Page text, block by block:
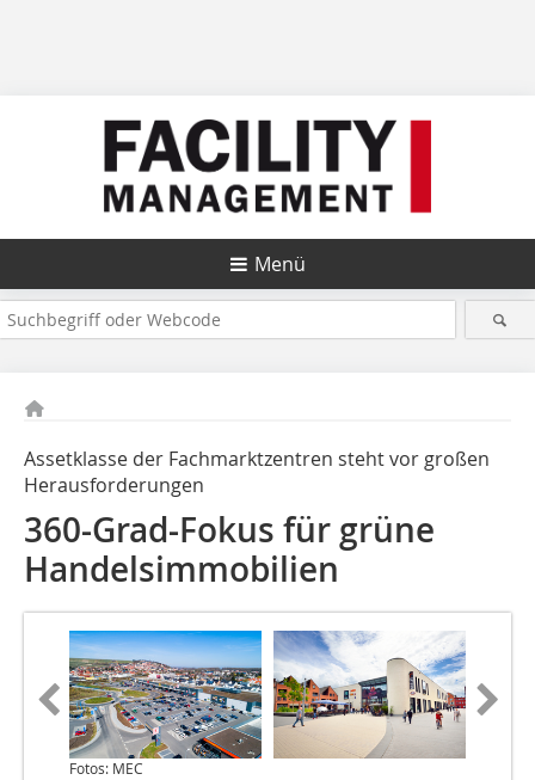
Menü
Assetklasse der Fachmarktzentren steht vor großen
Herausforderungen
360-Grad-Fokus für grüne
Handelsimmobilien
Fotos: MEC